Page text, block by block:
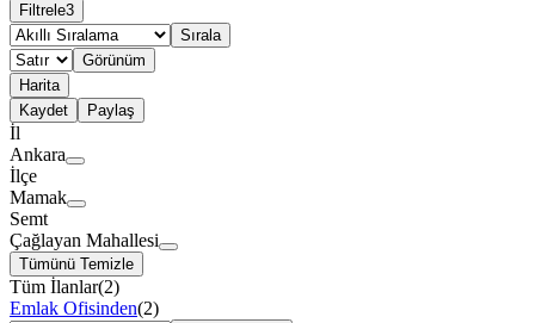
Filtrele3
Sırala
Görünüm
Harita
Kaydet
Paylaş
İl
Ankara
İlçe
Mamak
Semt
Çağlayan Mahallesi
Tümünü Temizle
Tüm İlanlar(2)
Emlak Ofisinden(2)